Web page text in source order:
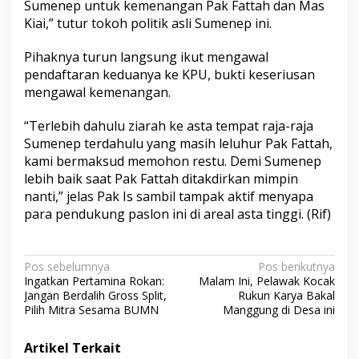
Sumenep untuk kemenangan Pak Fattah dan Mas
Kiai,” tutur tokoh politik asli Sumenep ini.
Pihaknya turun langsung ikut mengawal
pendaftaran keduanya ke KPU, bukti keseriusan
mengawal kemenangan.
“Terlebih dahulu ziarah ke asta tempat raja-raja
Sumenep terdahulu yang masih leluhur Pak Fattah,
kami bermaksud memohon restu. Demi Sumenep
lebih baik saat Pak Fattah ditakdirkan mimpin
nanti,” jelas Pak Is sambil tampak aktif menyapa
para pendukung paslon ini di areal asta tinggi. (Rif)
N
a
v
i
Pos sebelumnya
Ingatkan Pertamina Rokan:
Jangan Berdalih Gross Split,
Pilih Mitra Sesama BUMN
Pos berikutnya
Malam Ini, Pelawak Kocak
Rukun Karya Bakal
Manggung di Desa ini
Artikel Terkait